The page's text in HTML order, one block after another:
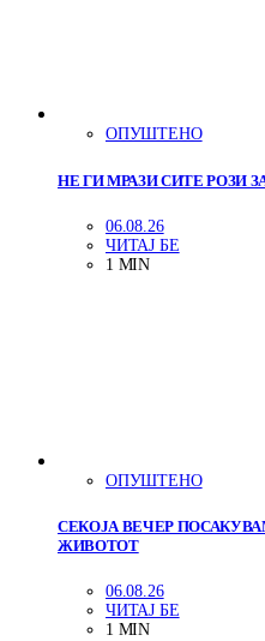
ОПУШТЕНО
НЕ ГИ МРАЗИ СИТЕ РОЗИ
06.08.26
ЧИТАЈ БЕ
1 MIN
ОПУШТЕНО
СЕКОЈА ВЕЧЕР
ЖИВОТОТ
06.08.26
ЧИТАЈ БЕ
1 MIN